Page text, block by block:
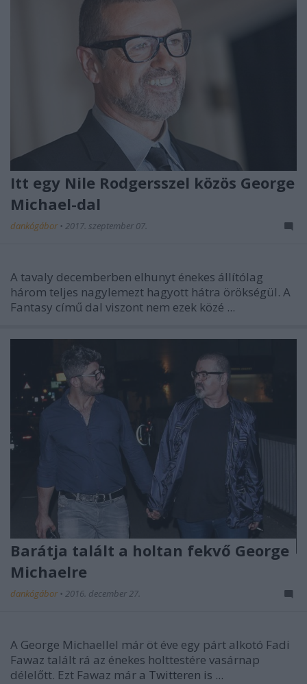
Itt egy Nile Rodgersszel közös George
Michael-dal
dankógábor • 2017. szeptember 07.
A tavaly decemberben elhunyt énekes állítólag
három teljes nagylemezt hagyott hátra örökségül. A
Fantasy című dal viszont nem ezek közé ...
Barátja talált a holtan fekvő George
Michaelre
dankógábor • 2016. december 27.
A George Michaellel már öt éve egy párt alkotó Fadi
Fawaz talált rá az énekes holttestére vasárnap
délelőtt. Ezt Fawaz már a Twitteren is ...